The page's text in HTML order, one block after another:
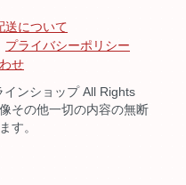
送について
プライバシーポリシー
せ
ンショップ All Rights
その他一切の内容の無断
す。